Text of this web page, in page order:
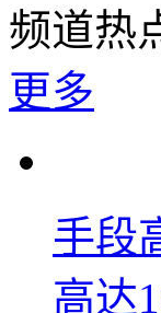
频道热
更多
手段
高达